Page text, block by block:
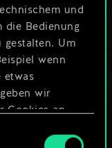
und
die Bedienung
gestalten. Um
wenn
etwas
wir
Cookies an
Zustimmung.